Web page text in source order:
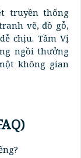
truyền thống
vẽ, đồ gỗ,
chịu. Tầm Vị
ngồi thưởng
không gian